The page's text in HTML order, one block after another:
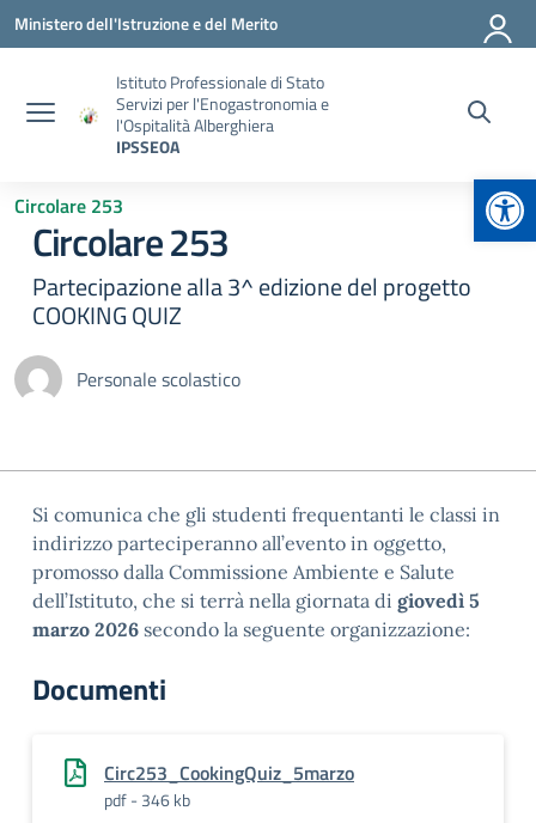
Vai ai contenuti
Vai al menu di navigazione
Vai al footer
Ministero dell'Istruzione e del Merito
Istituto Professionale di Stato
Servizi per l'Enogastronomia e
l'Ospitalità Alberghiera
IPSSEOA
Circolare 253
Circolare 253
Partecipazione alla 3^ edizione del progetto
COOKING QUIZ
Personale scolastico
Si comunica che gli studenti frequentanti le classi in
indirizzo parteciperanno all’evento in oggetto,
promosso dalla Commissione Ambiente e Salute
dell’Istituto, che si terrà nella giornata di giovedì 5
marzo 2026 secondo la seguente organizzazione:
Documenti
Circ253_CookingQuiz_5marzo
pdf - 346 kb